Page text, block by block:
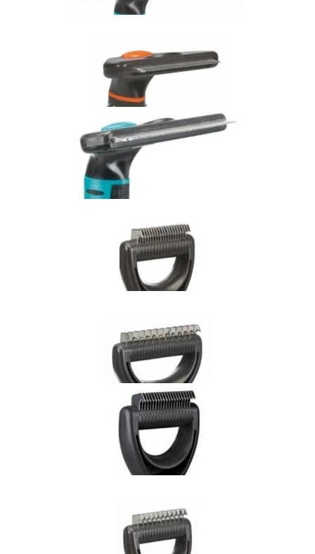
8,00 zł
TRIXIE Zgrzebło carding dla psa
99,00 zł
Dodaj do koszyka
TRIXIE Zgrzebło carding 7x15cm z ostrzem dla psa
Dodaj do koszyka
TRIXIE Zgrzebło Carding 8x14cm z ostrzem dla psa
89,00 zł
TRIXIE Zgrzebło małe psy i koty 5x18cm
82,00 zł
Dodaj do koszyka
TRIXIE Filcak Zgrzebło dla psa 19cm
68,00 zł
TRIXIE Zgrzebło dla psa 7x18cm